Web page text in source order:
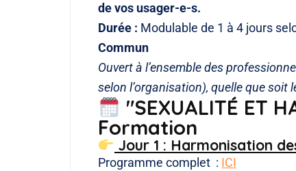
de vos usager-e-s.
Durée : Modulable de 1 à 4 jours
Commun
Ouvert à l’ensemble des
selon l’organisation), quelle que soit
"SEXUALITÉ ET
Formation
Jour 1 : Harmonisation
Programme complet : ICI